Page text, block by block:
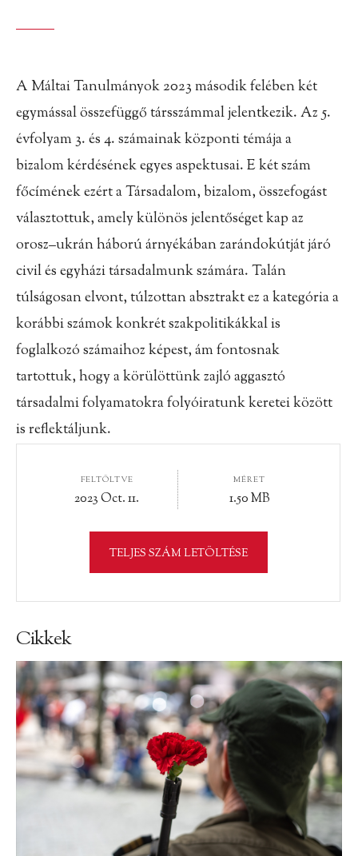
A Máltai Tanulmányok 2023 második felében két
egymással összefüggő társszámmal jelentkezik. Az 5.
évfolyam 3. és 4. számainak központi témája a
bizalom kérdésének egyes aspektusai. E két szám
főcímének ezért a Társadalom, bizalom, összefogást
választottuk, amely különös jelentőséget kap az
orosz–ukrán háború árnyékában zarándokútját járó
civil és egyházi társadalmunk számára. Talán
túlságosan elvont, túlzottan absztrakt eza kategória a
korábbi számok konkrét szakpolitikákkal is
foglalkozó számaihoz képest, ám fontosnak
tartottuk, hogy a körülöttünk zajló aggasztó
társadalmi folyamatokra folyóiratunk keretei között
is reflektáljunk.
FELTÖLTVE
2023 Oct. 11.
MÉRET
1.50 MB
TELJES SZÁM LETÖLTÉSE
Cikkek